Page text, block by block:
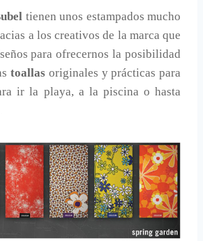
tienen unos estampados mucho
a los creativos de la marca que
para ofrecernos la posibilidad
toallas originales y prácticas para
ir la playa, a la piscina o hasta